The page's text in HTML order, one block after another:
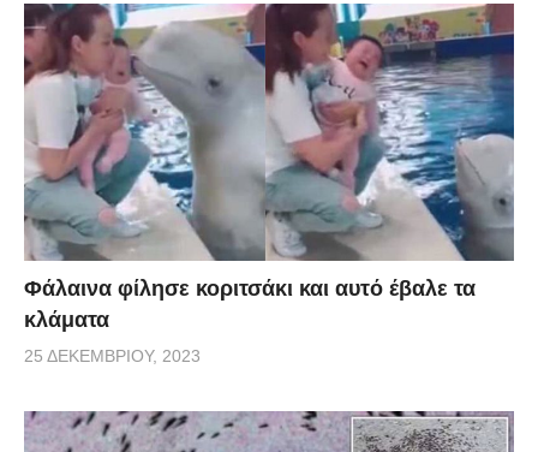
Φάλαινα φίλησε κοριτσάκι και αυτό έβαλε τα
κλάματα
25 ΔΕΚΕΜΒΡΊΟΥ, 2023